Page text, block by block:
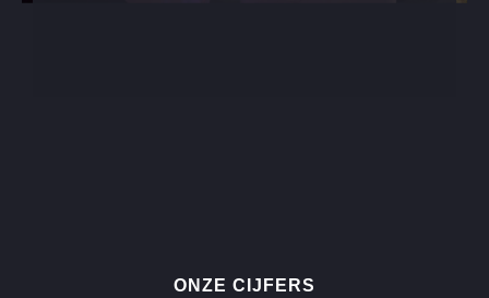
ONZE CIJFERS